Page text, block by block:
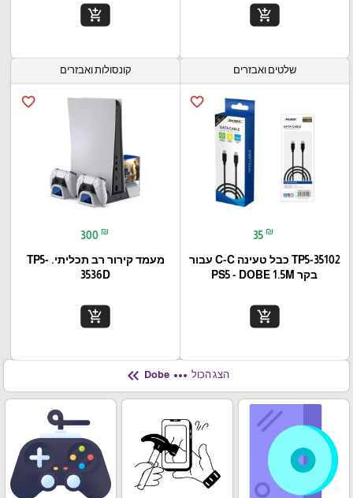
add_shopping_cart
add_shopping_cart
שלטים ואבזרים
favorite_border
35 ₪
TP5-35102 כבל טעינה C-C עבור
בקר PS5 - DOBE 1.5M
add_shopping_cart
קונסולות ואבזרים
favorite_border
300 ₪
מעמד קירור רב תכליתי. TP5-
3536D
add_shopping_cart
הצג הכול more_horiz
keyboard_double_arrow_left